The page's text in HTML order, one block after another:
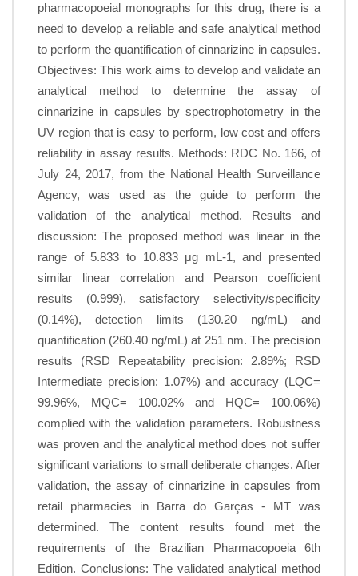
pharmacopoeial monographs for this drug, there is a
need to develop a reliable and safe analytical method
to perform the quantification of cinnarizine in capsules.
Objectives: This work aims to develop and validate an
analytical method to determine the assay of
cinnarizine in capsules by spectrophotometry in the
UV region that is easy to perform, low cost and offers
reliability in assay results. Methods: RDC No. 166, of
July 24, 2017, from the National Health Surveillance
Agency, was used as the guide to perform the
validation of the analytical method. Results and
discussion: The proposed method was linear in the
range of 5.833 to 10.833 μg mL-1, and presented
similar linear correlation and Pearson coefficient
results (0.999), satisfactory selectivity/specificity
(0.14%), detection limits (130.20 ng/mL) and
quantification (260.40 ng/mL) at 251 nm. The precision
results (RSD Repeatability precision: 2.89%; RSD
Intermediate precision: 1.07%) and accuracy (LQC=
99.96%, MQC= 100.02% and HQC= 100.06%)
complied with the validation parameters. Robustness
was proven and the analytical method does not suffer
significant variations to small deliberate changes. After
validation, the assay of cinnarizine in capsules from
retail pharmacies in Barra do Garças - MT was
determined. The content results found met the
requirements of the Brazilian Pharmacopoeia 6th
Edition. Conclusions: The validated analytical method